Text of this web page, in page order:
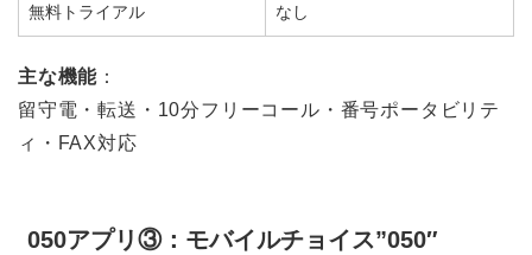
無料トライアル なし
主な機能 ：
留守電・転送・10分フリーコール・番号ポータビリテ
ィ・FAX対応
050アプリ③：モバイルチョイス”050″